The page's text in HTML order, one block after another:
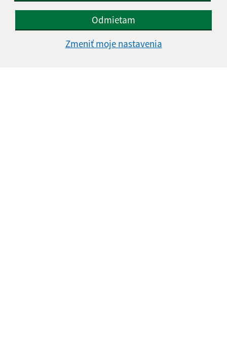
Odmietam
Zmeniť moje nastavenia